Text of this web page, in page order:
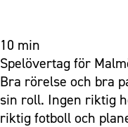
10 min
Spelövertag för
Bra rörelse och bra
sin roll. Ingen riktig
riktig fotboll och